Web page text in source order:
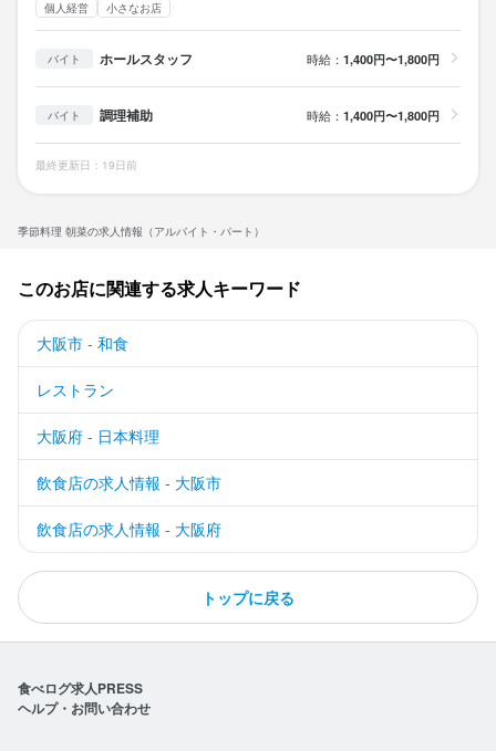
季節料理 朝菜の求人情報（アルバイト・パート）
個人経営 小さなお店
バイト ホールスタッフ 時給： 1,400円〜1,800円
バイト 調理補助 時給： 1,400円〜1,800円
最終更新日：19日前
このお店に関連する求人キーワード
大阪市 - 和食
レストラン
大阪府 - 日本料理
飲食店の求人情報 - 大阪市
飲食店の求人情報 - 大阪府
トップに戻る
食べログ求人PRESS
ヘルプ・お問い合わせ